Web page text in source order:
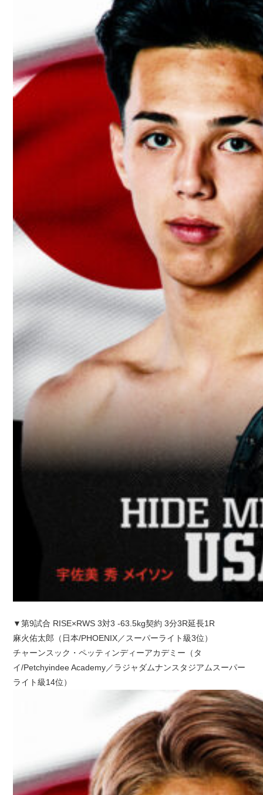
▼第9試合 RISE×RWS 3対3 -63.5kg契約 3分3R延長1R
麻火佑太郎（日本/PHOENIX／スーパーライト級3位）
チャーンスック・ペッティンディーアカデミー（タ
イ/Petchyindee Academy／ラジャダムナンスタジアムスーパー
ライト級14位）